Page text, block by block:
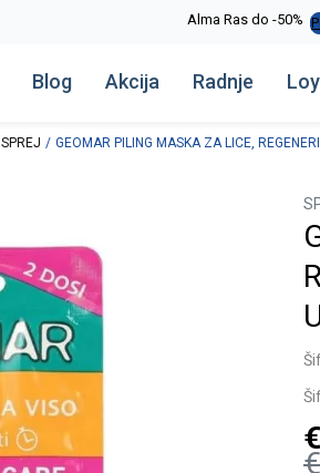
Alma Ras do -50%
Blog Akcija Radnje
SPREJ GEOMAR PILING MASKA ZA LICE,
€
€